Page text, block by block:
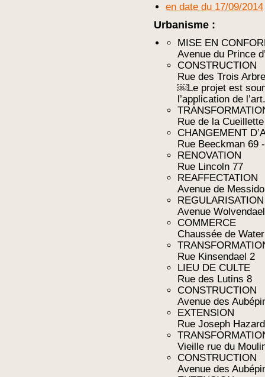
en date du 17/09/2014
Urbanisme :
MISE EN
Avenue du Prince
CONSTRUCTION
Rue des Trois
￼Le projet est
l’application de
Rue de la
CHANGEMENT
Rue Beeckman 69
RENOVATION
Rue Lincoln 77
REAFFECTATION
Avenue de
REGULARISATION
Avenue
COMMERCE
Chaussée de
Rue Kinsendael 2
LIEU DE CULTE
Rue des Lutins 8
CONSTRUCTION
Avenue des
EXTENSION
Rue Joseph
Vieille rue du
CONSTRUCTION
Avenue des